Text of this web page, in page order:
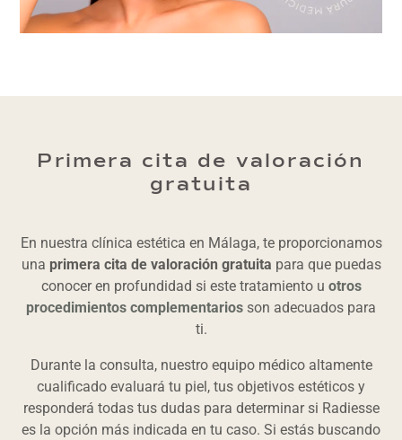
Primera cita de valoración
gratuita
En nuestra clínica estética en Málaga, te proporcionamos
una primera cita de valoración gratuita para que puedas
conocer en profundidad si este tratamiento u otros
procedimientos complementarios son adecuados para
ti.
Durante la consulta, nuestro equipo médico altamente
cualificado evaluará tu piel, tus objetivos estéticos y
responderá todas tus dudas para determinar si Radiesse
es la opción más indicada en tu caso. Si estás buscando